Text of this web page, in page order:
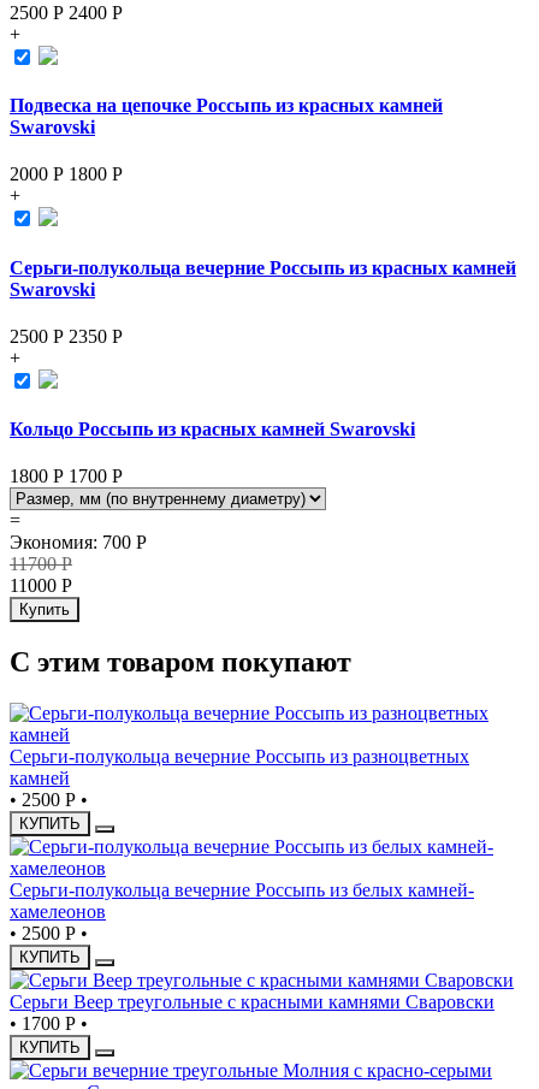
2500 Р 2400 Р
+
Подвеска на цепочке Россыпь из красных камней
Swarovski
2000 Р 1800 Р
+
Серьги-полукольца вечерние Россыпь из красных камней
Swarovski
2500 Р 2350 Р
+
Кольцо Россыпь из красных камней Swarovski
1800 Р 1700 Р
=
Экономия: 700 Р
11700Р
11000 Р
Купить
С этим товаром покупают
Серьги-полукольца вечерние Россыпь из разноцветных
камней
• 2500 Р •
КУПИТЬ
Серьги-полукольца вечерние Россыпь из белых камней-
хамелеонов
• 2500 Р •
КУПИТЬ
Серьги Веер треугольные с красными камнями Сваровски
• 1700 Р •
КУПИТЬ